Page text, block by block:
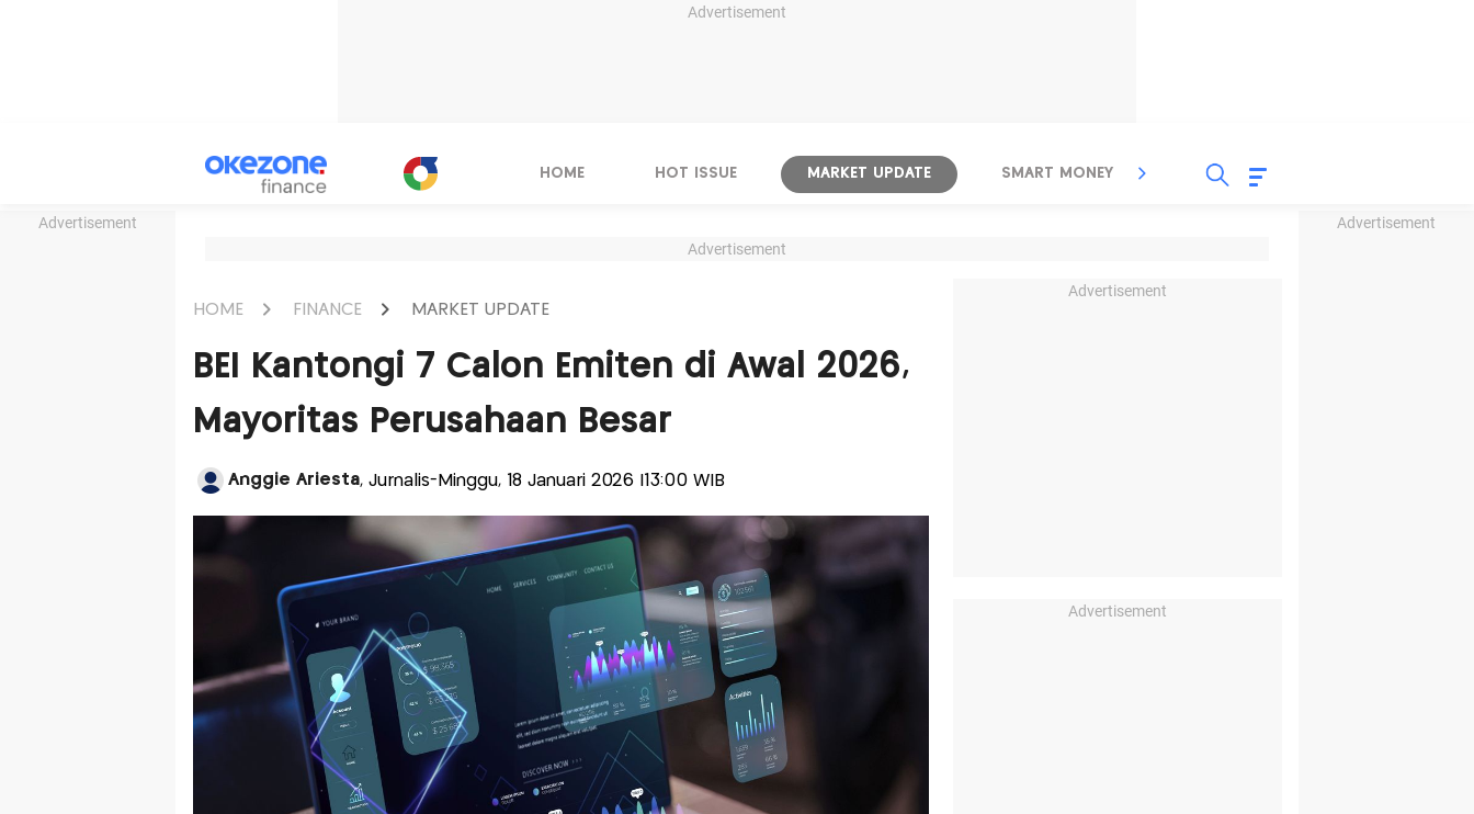
Advertisement
Advertisement Advertisement
HOME HOT ISSUE MARKET UPDATE SMART MONEY INSPIRASI BISNIS
Advertisement
HOME FINANCE MARKET UPDATE
BEI Kantongi 7 Calon Emiten di Awal 2026,
Mayoritas Perusahaan Besar
Anggie Ariesta, Jurnalis-Minggu, 18 Januari 2026 |13:00 WIB
Advertisement
Advertisement